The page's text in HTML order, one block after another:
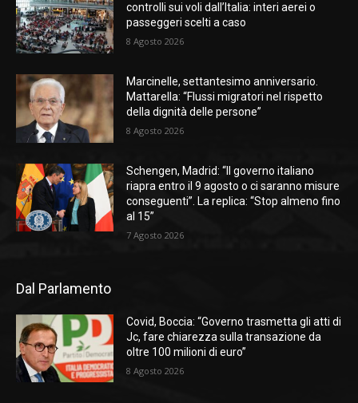
controlli sui voli dall’Italia: interi aerei o
passeggeri scelti a caso
8 Agosto 2026
Marcinelle, settantesimo anniversario.
Mattarella: “Flussi migratori nel rispetto
della dignità delle persone”
8 Agosto 2026
Schengen, Madrid: “Il governo italiano
riapra entro il 9 agosto o ci saranno misure
conseguenti”. La replica: “Stop almeno fino
al 15”
7 Agosto 2026
Dal Parlamento
Covid, Boccia: “Governo trasmetta gli atti di
Jc, fare chiarezza sulla transazione da
oltre 100 milioni di euro”
8 Agosto 2026